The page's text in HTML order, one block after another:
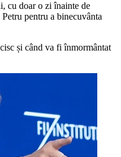
cu doar o zi înainte de
pentru a binecuvânta
și când va fi înmormântat